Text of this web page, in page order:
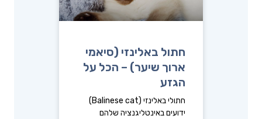
חתול באלינזי (סיאמי
ארוך שיער) – הכל על
הגזע
חתולי באלינזי (Balinese cat)
ידועים באינטליגנציה שלהם